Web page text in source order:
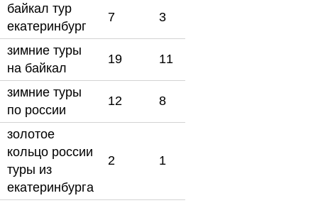
байкал тур
екатеринбург
7 3
зимние туры
на байкал
19 11
зимние туры
по россии
12 8
золотое
кольцо россии
туры из
екатеринбурга
2 1